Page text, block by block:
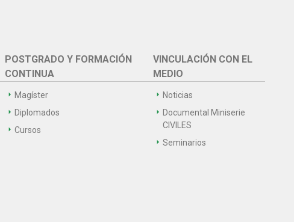
POSTGRADO Y FORMACIÓN
CONTINUA
Magíster
Diplomados
Cursos
VINCULACIÓN CON EL
MEDIO
Noticias
Documental Miniserie
CIVILES
Seminarios